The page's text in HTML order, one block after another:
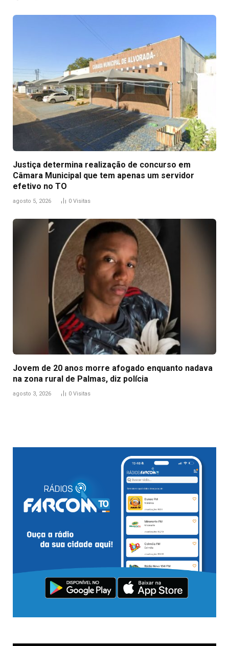
Justiça determina realização de concurso em
Câmara Municipal que tem apenas um servidor
efetivo no TO
agosto 5, 2026 0 Visitas
Jovem de 20 anos morre afogado enquanto nadava
na zona rural de Palmas, diz polícia
agosto 3, 2026 0 Visitas